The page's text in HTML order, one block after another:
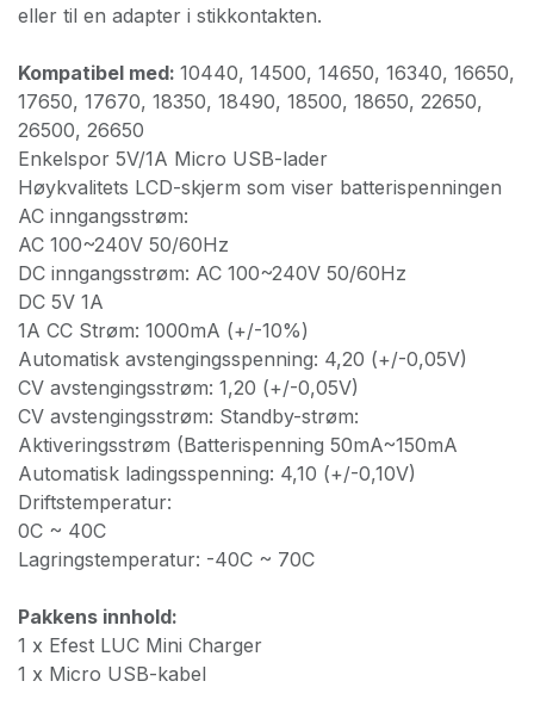
eller til en adapter i stikkontakten.
Kompatibel med: 10440, 14500, 14650, 16340, 16650,
17650, 17670, 18350, 18490, 18500, 18650, 22650,
26500, 26650
Enkelspor 5V/1A Micro USB-lader
Høykvalitets LCD-skjerm som viser batterispenningen
AC inngangsstrøm:
AC 100~240V 50/60Hz
DC inngangsstrøm: AC 100~240V 50/60Hz
DC 5V 1A
1A CC Strøm: 1000mA (+/-10%)
Automatisk avstengingsspenning: 4,20 (+/-0,05V)
CV avstengingsstrøm: 1,20 (+/-0,05V)
CV avstengingsstrøm: Standby-strøm:
Aktiveringsstrøm (Batterispenning 50mA~150mA
Automatisk ladingsspenning: 4,10 (+/-0,10V)
Driftstemperatur:
0C ~ 40C
Lagringstemperatur: -40C ~ 70C
Pakkens innhold:
1 x Efest LUC Mini Charger
1 x Micro USB-kabel